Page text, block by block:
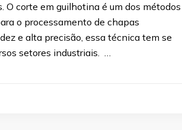
O corte em guilhotina é um dos métodos
o processamento de chapas
e alta precisão, essa técnica tem se
setores industriais. …